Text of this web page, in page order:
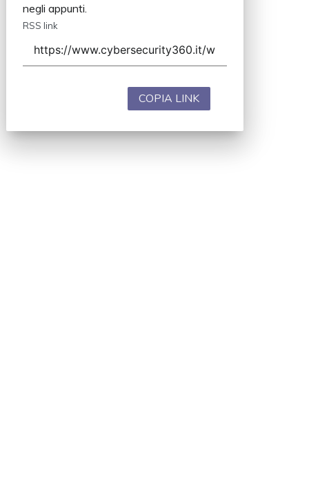
negli appunti.
RSS link
COPIA LINK